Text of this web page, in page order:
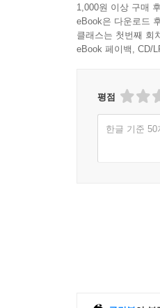
1,000원 이상 구매
eBook은 다운로드
클래스는 첫번째 회
eBook 페이백, CD/
평점
한글 기준 50